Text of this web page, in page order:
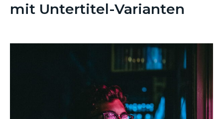
mit Untertitel-Varianten